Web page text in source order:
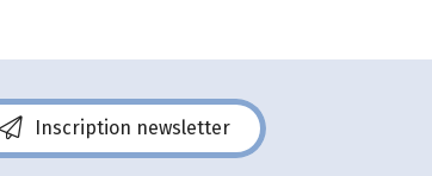
Inscription newsletter